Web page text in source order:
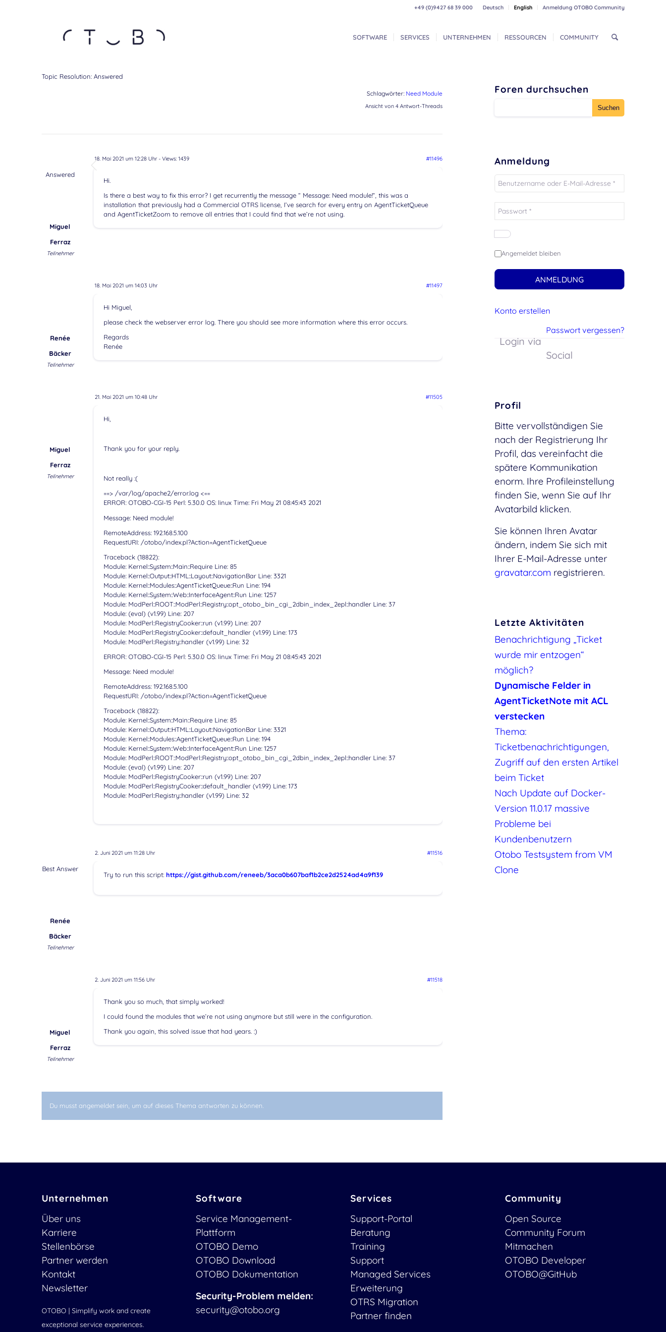
Deutsch English Anmeldung OTOBO Community
+49 (0)9427 68 39 000
SOFTWARE SERVICES UNTERNEHMEN RESSOURCEN COMMUNITY
Topic Resolution: Answered
Schlagwörter: Need Module
Ansicht von 4 Antwort-Threads
18. Mai 2021 um 12:28 Uhr- Views: 1439 #11496
Answered
Miguel
Ferraz
Teilnehmer
Hi.
Is there a best way to fix this error? I get recurrently the message “ Message: Need module!“, this was a
installation that previously had a Commercial OTRS license, I’ve search for every entry on AgentTicketQueue
and AgentTicketZoom to remove all entries that I could find that we’re not using.
18. Mai 2021 um 14:03 Uhr #11497
Renée
Bäcker
Teilnehmer
Hi Miguel,
please check the webserver error log. There you should see more information where this error occurs.
Regards
Renée
21. Mai 2021 um 10:48 Uhr #11505
Miguel
Ferraz
Teilnehmer
Hi,
Thank you for your reply.
Not really :(
==> /var/log/apache2/error.log <==
ERROR: OTOBO-CGI-15 Perl: 5.30.0 OS: linux Time: Fri May 21 08:45:43 2021
Message: Need module!
RemoteAddress: 192.168.5.100
RequestURI: /otobo/index.pl?Action=AgentTicketQueue
Traceback (18822):
Module: Kernel::System::Main::Require Line: 85
Module: Kernel::Output::HTML::Layout::NavigationBar Line: 3321
Module: Kernel::Modules::AgentTicketQueue::Run Line: 194
Module: Kernel::System::Web::InterfaceAgent::Run Line: 1257
Module: ModPerl::ROOT::ModPerl::Registry::opt_otobo_bin_cgi_2dbin_index_2epl::handler Line: 37
Module: (eval) (v1.99) Line: 207
Module: ModPerl::RegistryCooker::run (v1.99) Line: 207
Module: ModPerl::RegistryCooker::default_handler (v1.99) Line: 173
Module: ModPerl::Registry::handler (v1.99) Line: 32
ERROR: OTOBO-CGI-15 Perl: 5.30.0 OS: linux Time: Fri May 21 08:45:43 2021
Message: Need module!
RemoteAddress: 192.168.5.100
RequestURI: /otobo/index.pl?Action=AgentTicketQueue
Traceback (18822):
Module: Kernel::System::Main::Require Line: 85
Module: Kernel::Output::HTML::Layout::NavigationBar Line: 3321
Module: Kernel::Modules::AgentTicketQueue::Run Line: 194
Module: Kernel::System::Web::InterfaceAgent::Run Line: 1257
Module: ModPerl::ROOT::ModPerl::Registry::opt_otobo_bin_cgi_2dbin_index_2epl::handler Line: 37
Module: (eval) (v1.99) Line: 207
Module: ModPerl::RegistryCooker::run (v1.99) Line: 207
Module: ModPerl::RegistryCooker::default_handler (v1.99) Line: 173
Module: ModPerl::Registry::handler (v1.99) Line: 32
2. Juni 2021 um 11:28 Uhr #11516
Best Answer
Renée
Bäcker
Teilnehmer
Try to run this script: https://gist.github.com/reneeb/3aca0b607baf1b2ce2d2524ad4a9f139
2. Juni 2021 um 11:56 Uhr #11518
Miguel
Ferraz
Teilnehmer
Thank you so much, that simply worked!
I could found the modules that we’re not using anymore but still were in the configuration.
Thank you again, this solved issue that had years. :)
Du musst angemeldet sein, um auf dieses Thema antworten zu können.
Foren durchsuchen
Anmeldung
Angemeldet bleiben
ANMELDUNG
Konto erstellen
Passwort vergessen?
Login via
Social
Profil
Bitte vervollständigen Sie
nach der Registrierung Ihr
Profil, das vereinfacht die
spätere Kommunikation
enorm. Ihre Profileinstellung
finden Sie, wenn Sie auf Ihr
Avatarbild klicken.
Sie können Ihren Avatar
ändern, indem Sie sich mit
Ihrer E-Mail-Adresse unter
gravatar.com registrieren.
Letzte Aktivitäten
Benachrichtigung „Ticket
wurde mir entzogen“
möglich?
Dynamische Felder in
AgentTicketNote mit ACL
verstecken
Thema:
Ticketbenachrichtigungen,
Zugriff auf den ersten Artikel
beim Ticket
Nach Update auf Docker-
Version 11.0.17 massive
Probleme bei
Kundenbenutzern
Otobo Testsystem from VM
Clone
Unternehmen
Über uns
Karriere
Stellenbörse
Partner werden
Kontakt
Newsletter
OTOBO | Simplify work and create
exceptional service experiences.
Software
Service Management-
Plattform
OTOBO Demo
OTOBO Download
OTOBO Dokumentation
Security-Problem melden:
security@otobo.org
Services
Support-Portal
Beratung
Training
Support
Managed Services
Erweiterung
OTRS Migration
Partner finden
Community
Open Source
Community Forum
Mitmachen
OTOBO Developer
OTOBO@GitHub